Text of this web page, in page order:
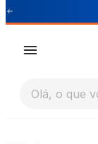
Olá, o que